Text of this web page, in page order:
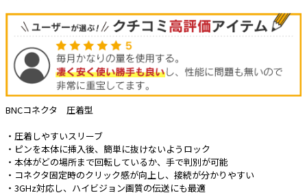
感染症関連
その他
e431オリジナル
暑さ対策
販売終了品
BNCコネクタ 圧着型
・圧着しやすいスリーブ
・ピンを本体に挿入後、簡単に抜けないようロック
・本体がどの場所まで回転しているか、手で判別が可能
・コネクタ固定時のクリック感が向上し、接続が分かりやすい
・3GHz対応し、ハイビジョン画質の伝送にも最適